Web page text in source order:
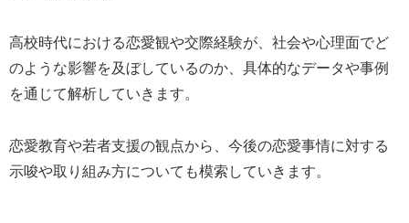
高校時代における恋愛観や交際経験が、社会や心理面でど
のような影響を及ぼしているのか、具体的なデータや事例
を通じて解析していきます。
恋愛教育や若者支援の観点から、今後の恋愛事情に対する
示唆や取り組み方についても模索していきます。